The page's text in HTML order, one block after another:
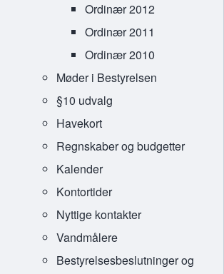
Ordinær 2012
Ordinær 2011
Ordinær 2010
Møder i Bestyrelsen
§10 udvalg
Havekort
Regnskaber og budgetter
Kalender
Kontortider
Nyttige kontakter
Vandmålere
Bestyrelsesbeslutninger og